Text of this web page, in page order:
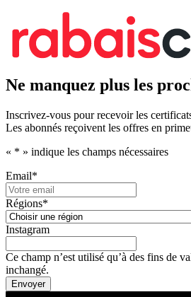
Ne manquez plus les
Inscrivez-vous pour recevoir les
Les abonnés reçoivent les offres en
« * » indique les champs nécessaires
Email*
Régions*
Instagram
Ce champ n’est utilisé qu’à des fins de
inchangé.